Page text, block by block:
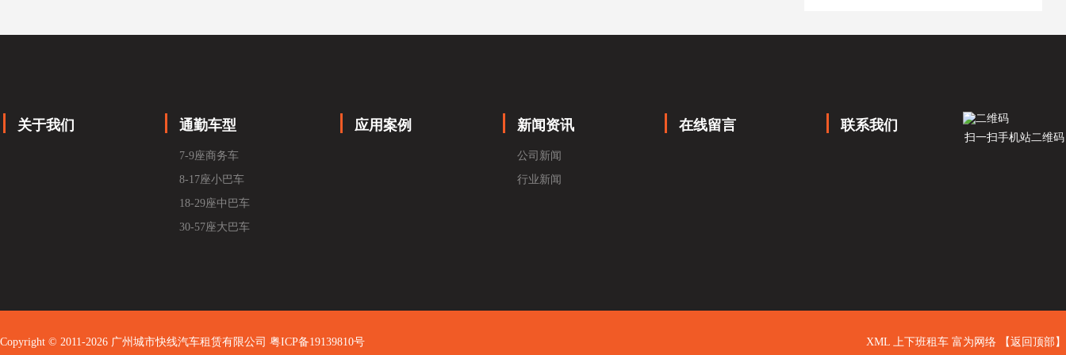
关于我们 通勤车型
7-9座商务车
8-17座小巴车
18-29座中巴车
30-57座大巴车
应用案例 新闻资讯
公司新闻
行业新闻
在线留言 联系我们
扫一扫手机站二维码
Copyright © 2011-2026 广州城市快线汽车租赁有限公司 粤ICP备19139810号 XML 上下班租车 富为网络 【返回顶部】